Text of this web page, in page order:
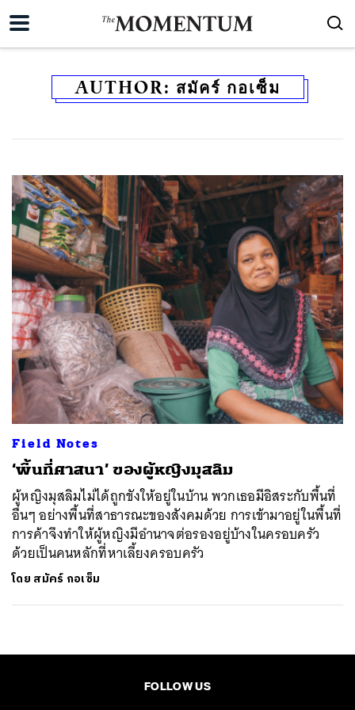
AUTHOR: สมัคร์ กอเซ็ม
Field Notes
‘พื้นที่ศาสนา’ ของผู้หญิงมุสลิม
ผู้หญิงมุสลิมไม่ได้ถูกขังให้อยู่ในบ้าน พวกเธอมีอิสระกับพื้นที่
อื่นๆ อย่างพื้นที่สาธารณะของสังคมด้วย การเข้ามาอยู่ในพื้นที่
การค้าจึงทำให้ผู้หญิงมีอำนาจต่อรองอยู่บ้างในครอบครัว
ด้วยเป็นคนหลักที่หาเลี้ยงครอบครัว
โดย สมัคร์ กอเซ็ม
FOLLOW US
ค้นหา
SHARE TWEET LINE EMAIL